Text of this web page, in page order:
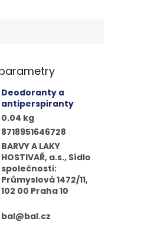
Deodoranty a
antiperspiranty
0.04 kg
8718951646728
BARVY A LAKY
HOSTIVAŘ, a.s., Sídlo
společnosti:
Průmyslová 1472/11,
102 00 Praha 10
bal@bal.cz